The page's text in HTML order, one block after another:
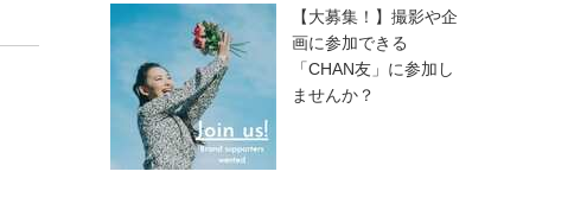
【大募集！】撮影や企
画に参加できる
「CHAN友」に参加し
ませんか？